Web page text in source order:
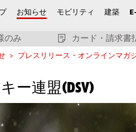
お知らせ モビリティ 建築
のみ カード・請求書
プレスリリース・オンラインマガ
ー連盟(DSV)